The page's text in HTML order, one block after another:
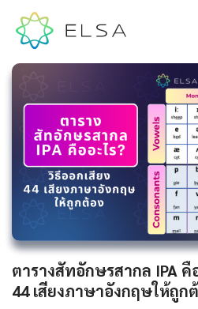
ตารางสัทอักษรสากล IPA คื
44 เสียงภาษาอังกฤษให้ถูก